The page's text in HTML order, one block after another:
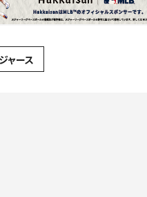
ャース